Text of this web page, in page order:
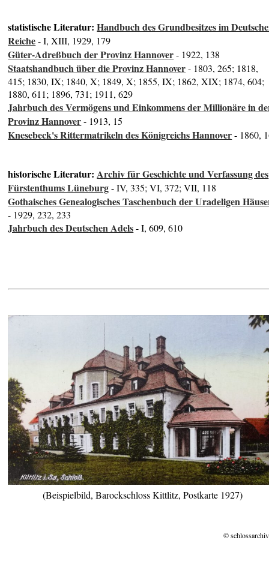
statistische Literatur:Handbuch des Grundbesitzes im
Reiche- I, XIII, 1929, 179
Güter-Adreßbuch der Provinz Hannover- 1922, 138
Staatshandbuch über die Provinz Hannover- 1803, 265; 1818,
415; 1830, IX; 1840, X; 1849, X; 1855, IX; 1862, XIX; 1874, 604;
1880, 611; 1896, 731; 1911, 629
Jahrbuch des Vermögens und Einkommens der Millionäre in
Provinz Hannover- 1913, 15
Knesebeck's Rittermatrikeln des Königreichs Hannover- 1860,
historische Literatur:Archiv für Geschichte und Verfassung des
Fürstenthums Lüneburg- IV, 335; VI, 372; VII, 118
Gothaisches Genealogisches Taschenbuch der Uradeligen
- 1929, 232, 233
Jahrbuch des Deutschen Adels- I, 609, 610
(Beispielbild, Barockschloss Kittlitz, Postkarte 1927)
©